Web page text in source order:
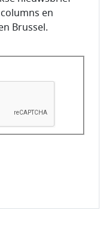
en
Brussel.
dat u een mens